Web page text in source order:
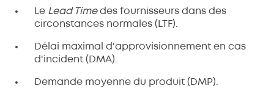
Le Lead Timedes fournisseurs dans des
circonstances normales (LTF).
Délai maximal d'approvisionnement en cas
d'incident (DMA).
Demande moyenne du produit (DMP).